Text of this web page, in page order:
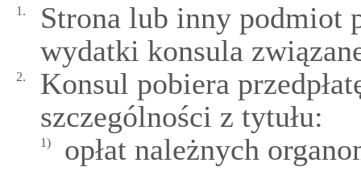
1.
Strona lub inny podmiot
wydatki konsula
2.
Konsul pobiera
szczególności z tytułu:
1)
opłat należnych